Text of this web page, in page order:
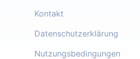
Kontakt
Datenschutzerklärung
Nutzungsbedingungen